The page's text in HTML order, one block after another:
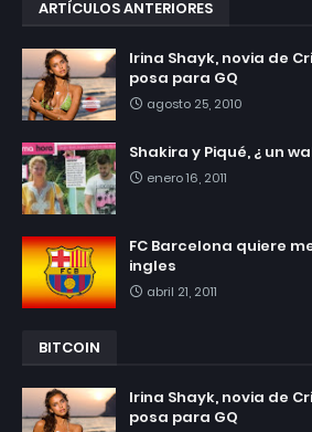
ARTÍCULOS ANTERIORES
Irina Shayk, novia de
posa para GQ
agosto 25, 2010
Shakira y Piqué, ¿ un
enero 16, 2011
FC Barcelona quiere
ingles
abril 21, 2011
BITCOIN
Irina Shayk, novia de
posa para GQ